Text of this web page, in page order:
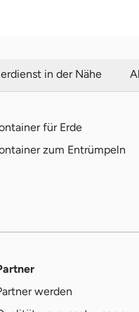
in der Nähe
für Erde
zum Entrümpeln
werden